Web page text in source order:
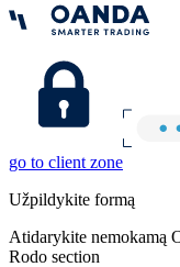
go to client zone
Užpildykite formą
Atidarykite nemokamą
Rodo section